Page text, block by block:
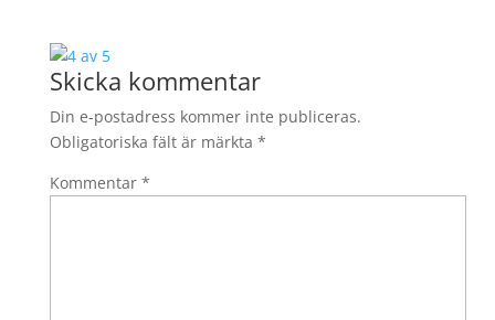
Skicka kommentar
Din e-postadress kommer inte publiceras.
Obligatoriska fält är märkta *
Kommentar *